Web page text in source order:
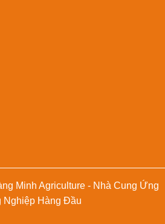
Minh Agriculture - Nhà Cung Ứng
Nghiệp Hàng Đầu